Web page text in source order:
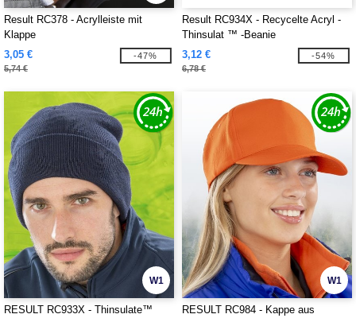
Result RC378 - Acrylleiste mit
Klappe
3,05 €
5,74 €
-47%
Result RC934X - Recycelte Acryl -
Thinsulat ™ -Beanie
3,12 €
6,78 €
-54%
W1
RESULT RC933X - Thinsulate™
W1
RESULT RC984 - Kappe aus